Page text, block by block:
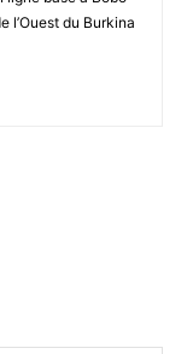
l’Ouest du Burkina